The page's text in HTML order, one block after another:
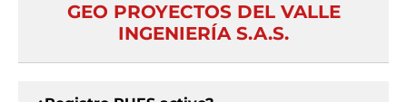
GEO PROYECTOS DEL VALLE
INGENIERÍA S.A.S.